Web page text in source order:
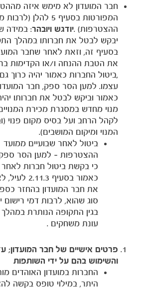
אקדמיית
הנוער
חבר המועדון לא מימש איזה
המפורטות בסעיף 5 להלן
ההצטרפות) .יודגש ויובהר: במידה
יבקש לבטל את חברותו במהלך
בסעיף זה, וזאת לאחר שחבר
את הטבת ההנחה ו/או הקדימות
,ביטול החברות כאמור יהיה כרוך
עצמו. למען הסר ספק, חבר
כאמור וביקש לבטל את חברותו
מנוי מחדש במסגרת מכירת
לקהל הרחב ועל בסיס מקום פנוי
המנוי ומיקום המושבים).
ביטול לאחר שבועיים ממועד
ההצטרפות – למען הסר
כי בקשת ביטול חברות
כאמור בסעיף
את חבר המועדון בהחזר
סוג שהוא, לרבות דמי רישום
בגין התקופה הנותרת
עונת משחקים .
פרטים אישיים של חבר המועדון;
והשימוש בהם על ידי השותפות
החברות במועדון האוהדים
היתר, במילוי טופס בקשה